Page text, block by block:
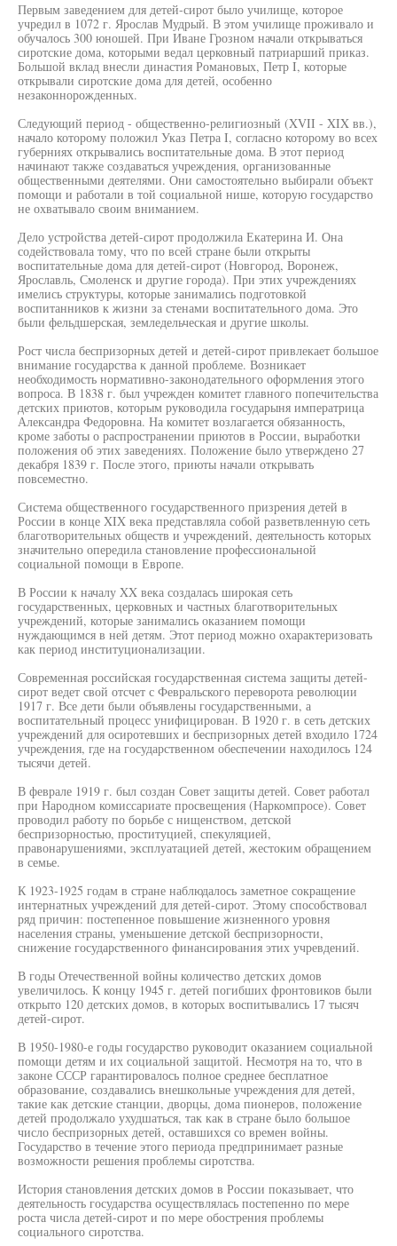
Первым заведением для детей-сирот было училище, которое
учредил в 1072 г. Ярослав Мудрый. В этом училище проживало и
обучалось 300 юношей. При Иване Грозном начали открываться
сиротские дома, которыми ведал церковный патриарший приказ.
Большой вклад внесли династия Романовых, Петр I, которые
открывали сиротские дома для детей, особенно
незаконнорожденных.
Следующий период - общественно-религиозный (XVII - XIX вв.),
начало которому положил Указ Петра I, согласно которому во всех
губерниях открывались воспитательные дома. В этот период
начинают также создаваться учреждения, организованные
общественными деятелями. Они самостоятельно выбирали объект
помощи и работали в той социальной нише, которую государство
не охватывало своим вниманием.
Дело устройства детей-сирот продолжила Екатерина И. Она
содействовала тому, что по всей стране были открыты
воспитательные дома для детей-сирот (Новгород, Воронеж,
Ярославль, Смоленск и другие города). При этих учреждениях
имелись структуры, которые занимались подготовкой
воспитанников к жизни за стенами воспитательного дома. Это
были фельдшерская, земледельческая и другие школы.
Рост числа беспризорных детей и детей-сирот привлекает большое
внимание государства к данной проблеме. Возникает
необходимость нормативно-законодательного оформления этого
вопроса. В 1838 г. был учрежден комитет главного попечительства
детских приютов, которым руководила государыня императрица
Александра Федоровна. На комитет возлагается обязанность,
кроме заботы о распространении приютов в России, выработки
положения об этих заведениях. Положение было утверждено 27
декабря 1839 г. После этого, приюты начали открывать
повсеместно.
Система общественного государственного призрения детей в
России в конце XIX века представляла собой разветвленную сеть
благотворительных обществ и учреждений, деятельность которых
значительно опередила становление профессиональной
социальной помощи в Европе.
В России к началу XX века создалась широкая сеть
государственных, церковных и частных благотворительных
учреждений, которые занимались оказанием помощи
нуждающимся в ней детям. Этот период можно охарактеризовать
как период институционализации.
Современная российская государственная система защиты детей-
сирот ведет свой отсчет с Февральского переворота революции
1917 г. Все дети были объявлены государственными, а
воспитательный процесс унифицирован. В 1920 г. в сеть детских
учреждений для осиротевших и беспризорных детей входило 1724
учреждения, где на государственном обеспечении находилось 124
тысячи детей.
В феврале 1919 г. был создан Совет защиты детей. Совет работал
при Народном комиссариате просвещения (Наркомпросе). Совет
проводил работу по борьбе с нищенством, детской
беспризорностью, проституцией, спекуляцией,
правонарушениями, эксплуатацией детей, жестоким обращением
в семье.
К 1923-1925 годам в стране наблюдалось заметное сокращение
интернатных учреждений для детей-сирот. Этому способствовал
ряд причин: постепенное повышение жизненного уровня
населения страны, уменьшение детской беспризорности,
снижение государственного финансирования этих учревдений.
В годы Отечественной войны количество детских домов
увеличилось. К концу 1945 г. детей погибших фронтовиков были
открыто 120 детских домов, в которых воспитывались 17 тысяч
детей-сирот.
В 1950-1980-е годы государство руководит оказанием социальной
помощи детям и их социальной защитой. Несмотря на то, что в
законе СССР гарантировалось полное среднее бесплатное
образование, создавались внешкольные учреждения для детей,
такие как детские станции, дворцы, дома пионеров, положение
детей продолжало ухудшаться, так как в стране было большое
число беспризорных детей, оставшихся со времен войны.
Государство в течение этого периода предпринимает разные
возможности решения проблемы сиротства.
История становления детских домов в России показывает, что
деятельность государства осуществлялась постепенно по мере
роста числа детей-сирот и по мере обострения проблемы
социального сиротства.